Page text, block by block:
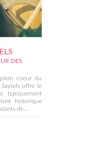
DES
coeur du
offre le
typiquement
historique
de...